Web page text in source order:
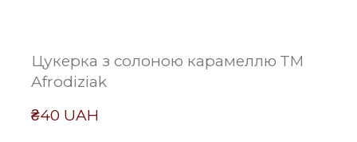
Цукерка з солоною карамеллю ТМ
Afrodiziak
₴40 UAH